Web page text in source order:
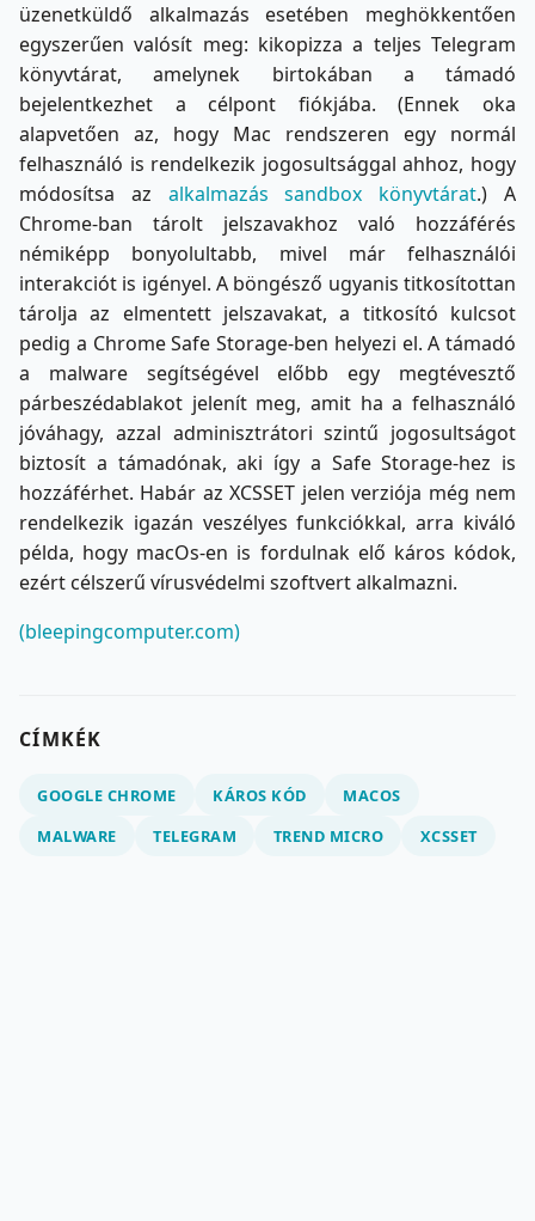
üzenetküldő alkalmazás esetében meghökkentően
egyszerűen valósít meg: kikopizza a teljes Telegram
könyvtárat, amelynek birtokában a támadó
bejelentkezhet a célpont fiókjába. (Ennek oka
alapvetően az, hogy Mac rendszeren egy normál
felhasználó is rendelkezik jogosultsággal ahhoz, hogy
módosítsa az alkalmazás sandbox könyvtárat.) A
Chrome-ban tárolt jelszavakhoz való hozzáférés
némiképp bonyolultabb, mivel már felhasználói
interakciót is igényel. A böngésző ugyanis titkosítottan
tárolja az elmentett jelszavakat, a titkosító kulcsot
pedig a Chrome Safe Storage-ben helyezi el. A támadó
a malware segítségével előbb egy megtévesztő
párbeszédablakot jelenít meg, amit ha a felhasználó
jóváhagy, azzal adminisztrátori szintű jogosultságot
biztosít a támadónak, aki így a Safe Storage-hez is
hozzáférhet. Habár az XCSSET jelen verziója még nem
rendelkezik igazán veszélyes funkciókkal, arra kiváló
példa, hogy macOs-en is fordulnak elő káros kódok,
ezért célszerű vírusvédelmi szoftvert alkalmazni.
(bleepingcomputer.com)
CÍMKÉK
GOOGLE CHROME KÁROS KÓD
MACOS
MALWARE
TELEGRAM TREND MICRO XCSSET